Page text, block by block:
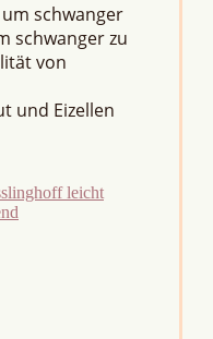
schwanger
schwanger zu
von
und Eizellen